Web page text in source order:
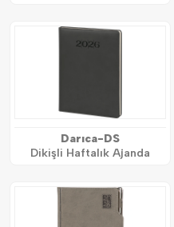
Darıca-DS
Dikişli Haftalık Ajanda